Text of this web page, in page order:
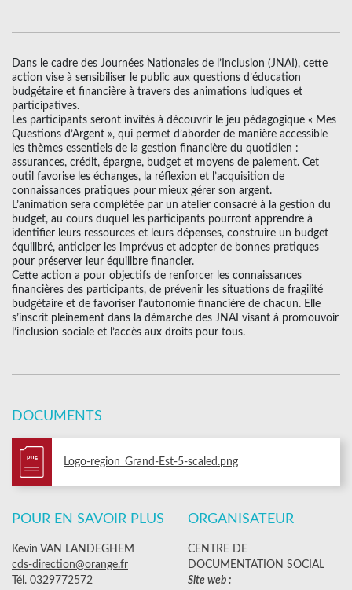
Dans le cadre des Journées Nationales de l’Inclusion (JNAI), cette
action vise à sensibiliser le public aux questions d’éducation
budgétaire et financière à travers des animations ludiques et
participatives.
Les participants seront invités à découvrir le jeu pédagogique « Mes
Questions d’Argent », qui permet d’aborder de manière accessible
les thèmes essentiels de la gestion financière du quotidien :
assurances, crédit, épargne, budget et moyens de paiement. Cet
outil favorise les échanges, la réflexion et l’acquisition de
connaissances pratiques pour mieux gérer son argent.
L’animation sera complétée par un atelier consacré à la gestion du
budget, au cours duquel les participants pourront apprendre à
identifier leurs ressources et leurs dépenses, construire un budget
équilibré, anticiper les imprévus et adopter de bonnes pratiques
pour préserver leur équilibre financier.
Cette action a pour objectifs de renforcer les connaissances
financières des participants, de prévenir les situations de fragilité
budgétaire et de favoriser l’autonomie financière de chacun. Elle
s’inscrit pleinement dans la démarche des JNAI visant à promouvoir
l’inclusion sociale et l’accès aux droits pour tous.
DOCUMENTS
png Logo-region_Grand-Est-5-scaled.png
POUR EN SAVOIR PLUS
Kevin VAN LANDEGHEM
cds-direction@orange.fr
Tél. 0329772572
ORGANISATEUR
CENTRE DE
DOCUMENTATION SOCIAL
Site web :